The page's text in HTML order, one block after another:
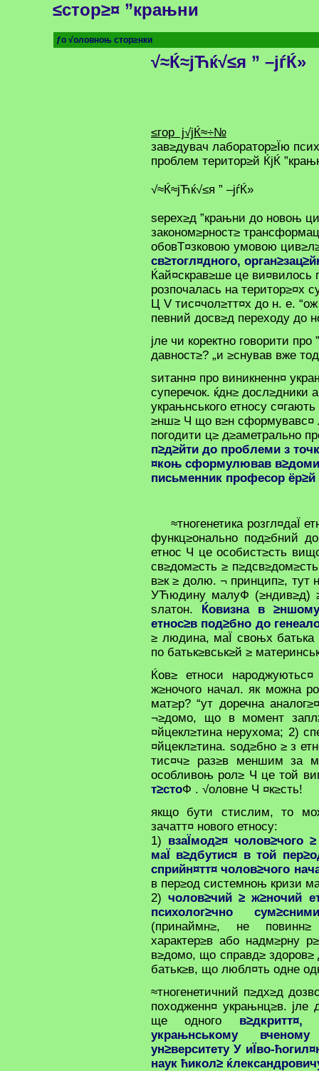
≤стор≥¤ ”крањни
ƒо √оловноњ стор≥нки
√≈Ќ≈јЋќ√≤я ” –јѓЌ»
≤гор ј√јЌ≈÷№
зав≥дувач лаборатор≥Їю
проблем територ≥й ЌјЌ
√≈Ќ≈јЋќ√≤я ” –јѓЌ»
ѕерех≥д ”крањни до новоњ
законом≥рност≥
обовТ¤зковою умовою
св≥тогл¤дного,
Ќай¤скрав≥ше це
розпочалась на територ≥¤х
Ц V тис¤чол≥тт¤х до н. е.
певний досв≥д переходу до
јле чи коректно говорити
давност≥? „и ≥снував вже
ѕитанн¤ про виникненн¤
суперечок. ќдн≥ досл≥дники
украњнського етносу
≥нш≥ Ч що в≥н
погодити ц≥ д≥аметрально
п≥д≥йти до проблеми з
¤коњ сформулював
письменник професор
≈тногенетика розгл¤даЇ
функц≥онально под≥бний
етнос Ч це особист≥сть
св≥дом≥сть ≥
в≥к ≥ долю. ¬ принцип≥, тут
УЋюдину малуФ (≥ндив≥д)
ѕлатон. Ќовизна в
етнос≥в под≥бно до
≥ людина, маЇ своњх
по батьк≥вськ≥й ≥
Ќов≥ етноси
ж≥ночого начал. як можна
мат≥р? “ут доречна
¬≥домо, що в момент
¤йцекл≥тина нерухома; 2)
¤йцекл≥тина. ѕод≥бно ≥ з
тис¤ч≥ раз≥в меншим за
особливоњ рол≥ Ч це той
т≥стоФ . √оловне Ч ¤к≥сть!
якщо бути стислим, то
зачатт¤ нового етносу:
1) взаЇмод≥¤ чолов≥чого
маЇ в≥дбутис¤ в той
сприйн¤тт¤ чолов≥чого
в пер≥од системноњ кризи
2) чолов≥чий ≥ ж≥ночий
психолог≥чно
(принаймн≥, не повинн≥
характер≥в або надм≥рну
в≥домо, що справд≥
батьк≥в, що любл¤ть одне
≈тногенетичний п≥дх≥д
походженн¤ украњнц≥в. јле
ще одного
украњнському
ун≥верситету У иЇво-
наук ћикол≥